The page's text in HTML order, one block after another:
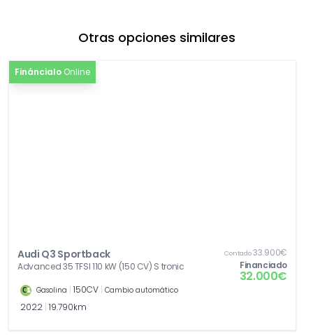
Extensión de garantía 3 años , máx. 100 000
[Z03]Paquete accesorios
Otras opciones similares
Fináncialo Online
Audi Q3 Sportback
Advanced 35 TFSI 110 kW (150 CV) S tronic
Contado33.900€
Financiado
32.000€
Gasolina 150CV Cambio automático
2022 19.790km